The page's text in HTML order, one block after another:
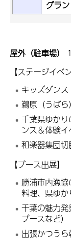
グラ
屋外（駐車場）
【ステージイベ
キッズダンス
鵜原（うば
千葉県ゆか
ンス＆体験イ
和楽器集団
【ブース出展】
勝浦市内漁
料理、県ゆ
千葉の魅力
ブースなど）
出張かつう